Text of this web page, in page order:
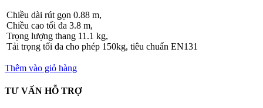
Chiều dài rút gọn 0.88 m,
Chiều cao tối đa 3.8 m,
Trọng lượng thang 11.1 kg,
Tải trọng tối đa cho phép 150kg, tiêu chuẩn EN131
Thêm vào giỏ hàng
TƯ VẤN HỖ TRỢ